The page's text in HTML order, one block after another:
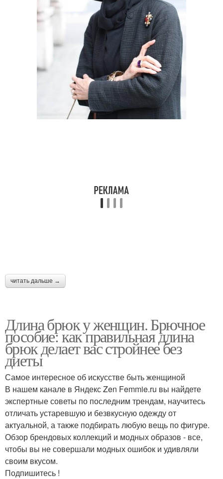
читать дальше →
Длина брюк у женщин. Брючное
пособие: как правильная длина
брюк делает вас стройнее без
диеты
Самое интересное об искусстве быть женщиной
В нашем канале в Яндекс Zen Femmie.ru вы найдете
экспертные советы по последним трендам, научитесь
отличать устаревшую и безвкусную одежду от
актуальной, а также подбирать любую вещь по фигуре.
Обзор брендовых коллекций и модных образов - все,
чтобы вы не совершали модных ошибок и удивляли
своим вкусом.
Подпишитесь !